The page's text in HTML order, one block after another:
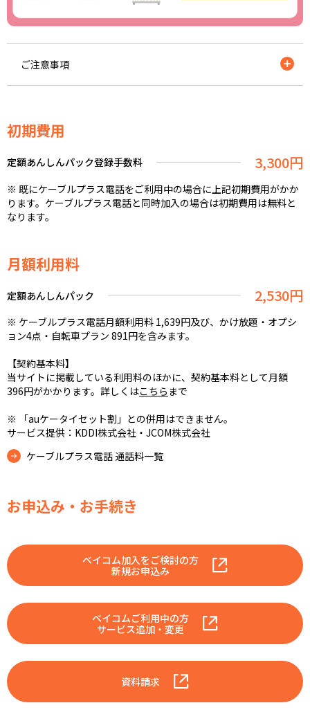
ご注意事項
確認ください。
親族（ご本人またはご本人の配偶者と「同居の親族（ご本人
の６親等内の血族、3親等内の姻族）」および「別居の未婚の
子(未婚とは婚姻歴のないことをいいます）」）となります。
※ 自転車プラン付帯保険の正式名称は「自転車搭乗中等のみ
補償特約付きスタンダード傷害保険」です。
利用ガイド別冊」に記載の受付センターにご連絡ください。
当サイトに掲載している利用料のほかに、契約基本料として
月額396円がかかります。詳しくは
初期費用
定額あんしんパック登録手数料 3,300円
※ 既にケーブルプラス電話をご利用中の場合に上記初期費用がかか
ります。ケーブルプラス電話と同時加入の場合は初期費用は無料と
なります。
月額利用料
定額あんしんパック 2,530円
※ ケーブルプラス電話月額利用料 1,639円及び、かけ放題・オプシ
ョン4点・自転車プラン 891円を含みます。
【契約基本料】
当サイトに掲載している利用料のほかに、契約基本料として月額
396円がかかります。詳しくはこちら まで
※ 「auケータイセット割」との併用はできません。
サービス提供：KDDI株式会社・JCOM株式会社
ケーブルプラス電話 通話料一覧
お申込み・お手続き
ベイコム加入をご検討の方
新規お申込み
ベイコムご利用中の方
サービス追加・変更
資料請求